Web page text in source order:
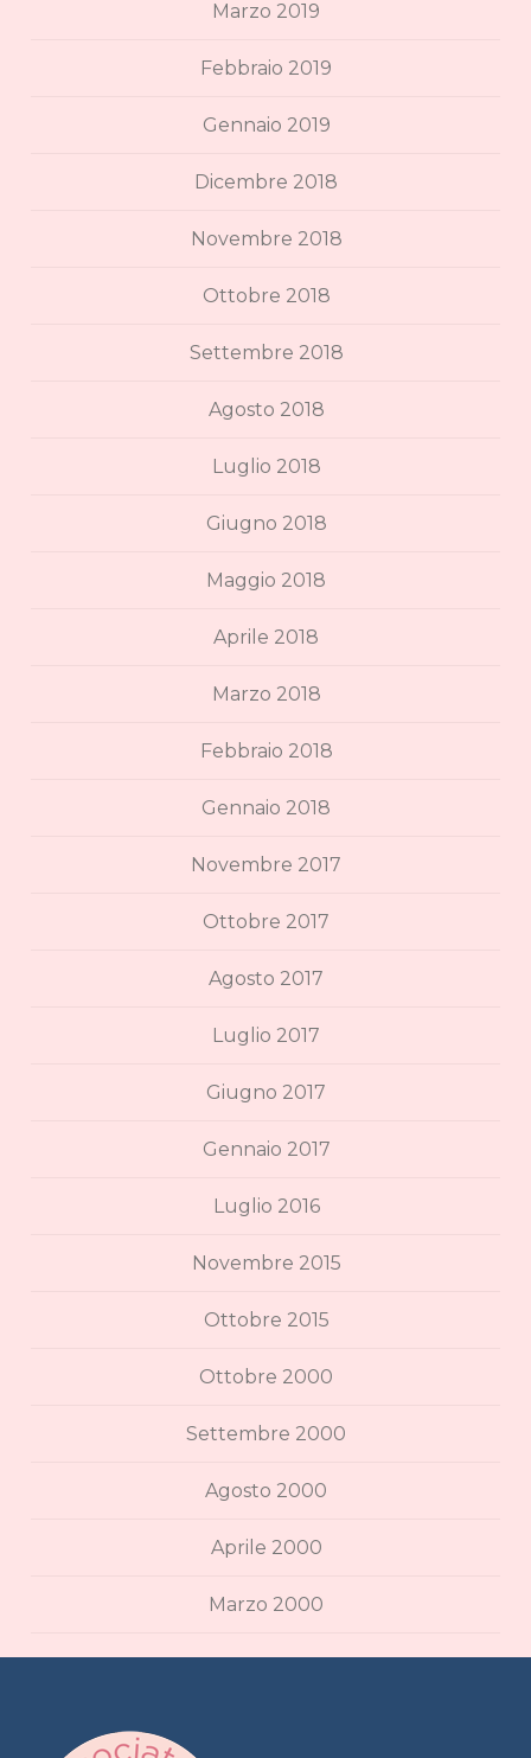
Marzo 2019
Febbraio 2019
Gennaio 2019
Dicembre 2018
Novembre 2018
Ottobre 2018
Settembre 2018
Agosto 2018
Luglio 2018
Giugno 2018
Maggio 2018
Aprile 2018
Marzo 2018
Febbraio 2018
Gennaio 2018
Novembre 2017
Ottobre 2017
Agosto 2017
Luglio 2017
Giugno 2017
Gennaio 2017
Luglio 2016
Novembre 2015
Ottobre 2015
Ottobre 2000
Settembre 2000
Agosto 2000
Aprile 2000
Marzo 2000